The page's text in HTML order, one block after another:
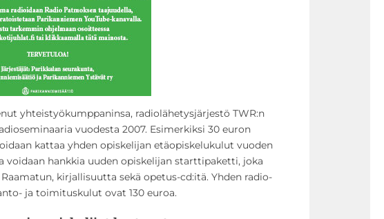
yhteistyökumppaninsa, radiolähetysjärjestö TWR:n
vuodesta 2007. Esimerkiksi 30 euron
kattaa yhden opiskelijan etäopiskelukulut vuoden
voidaan hankkia uuden opiskelijan starttipaketti, joka
kirjallisuutta sekä opetus-cd:itä. Yhden radio-
ja toimituskulut ovat 130 euroa.